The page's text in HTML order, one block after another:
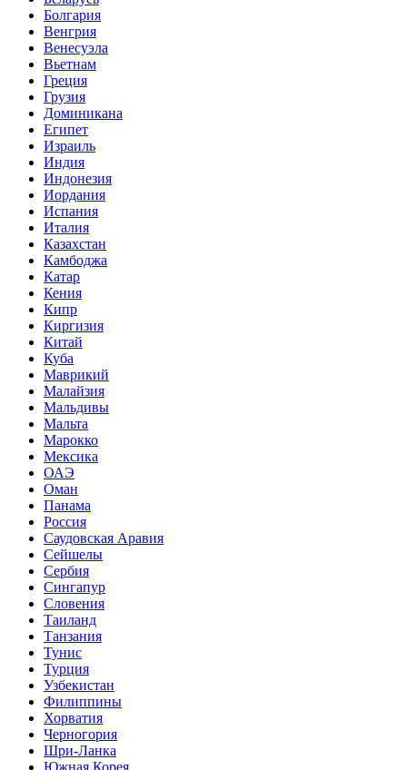
Болгария
Венгрия
Венесуэла
Вьетнам
Греция
Грузия
Доминикана
Египет
Израиль
Индия
Индонезия
Иордания
Испания
Италия
Казахстан
Камбоджа
Катар
Кения
Кипр
Киргизия
Китай
Куба
Маврикий
Малайзия
Мальдивы
Мальта
Марокко
Мексика
ОАЭ
Оман
Панама
Россия
Саудовская Аравия
Сейшелы
Сербия
Сингапур
Словения
Таиланд
Танзания
Тунис
Турция
Узбекистан
Филиппины
Хорватия
Черногория
Шри-Ланка
Южная Корея